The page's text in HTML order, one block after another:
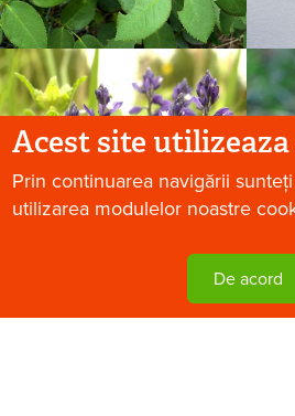
Acest site
Prin continuarea navigării
utilizarea modulelor noastre
De acord